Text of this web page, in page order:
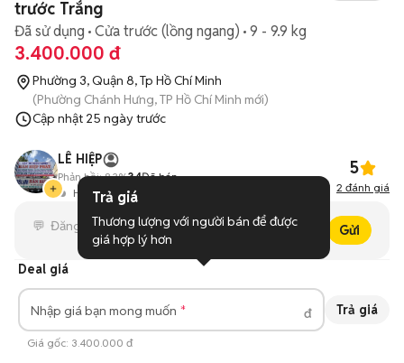
trước Trắng
Đã sử dụng Cửa trước (lồng ngang) 9 - 9.9 kg
3.400.000 đ
Phường 3, Quận 8, Tp Hồ Chí Minh
(Phường Chánh Hưng, TP Hồ Chí Minh mới)
Cập nhật 25 ngày trước
LÊ HIỆP
Hoạt động 1 ngày trước
Phản hồi: 83%34Đã bán 5
2 đánh giá
Gửi
Deal giá
Nhập giá bạn mong muốn đ Trả giá
Giá gốc: 3.400.000 đ
Trả giá
Thương lượng với người bán để được
giá hợp lý hơn